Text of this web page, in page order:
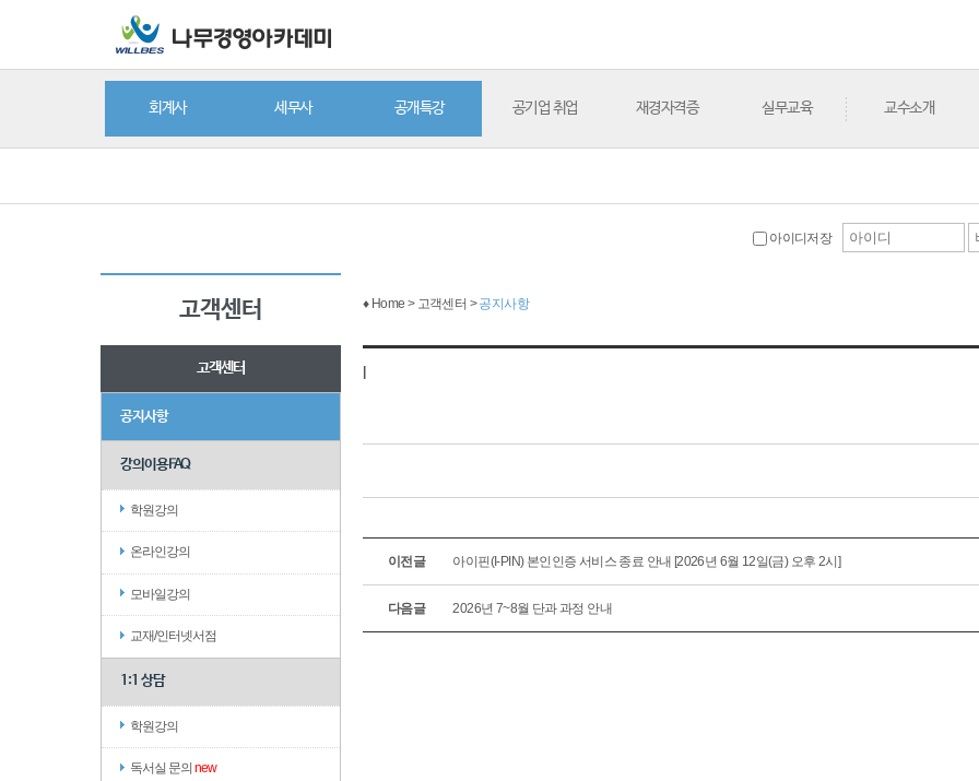
회계사 세무사 공개특강 공기업 취업 재경자격증 실무교육 교수소개
아이디저장
고객센터
고객센터
공지사항
강의이용FAQ
학원강의
온라인강의
모바일강의
교재/인터넷서점
1:1 상담
학원강의
독서실 문의new
♦ Home > 고객센터 >공지사항
이전글 아이핀(I-PIN) 본인인증 서비스 종료 안내 [2026년 6월 12일(금) 오후 2시]
다음글 2026년 7~8월 단과 과정 안내